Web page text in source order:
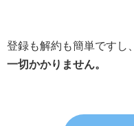
登録も解約も簡単ですし、
一切かかりません。